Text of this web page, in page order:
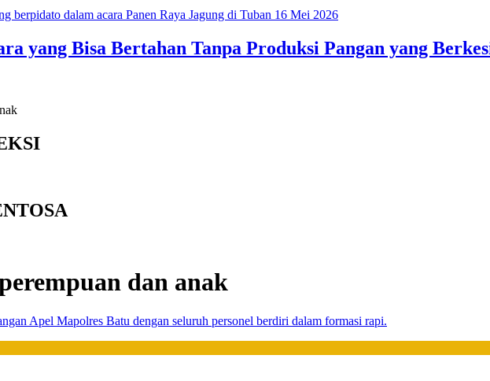
yang Bisa Bertahan Tanpa Produksi Pangan yang
dan anak